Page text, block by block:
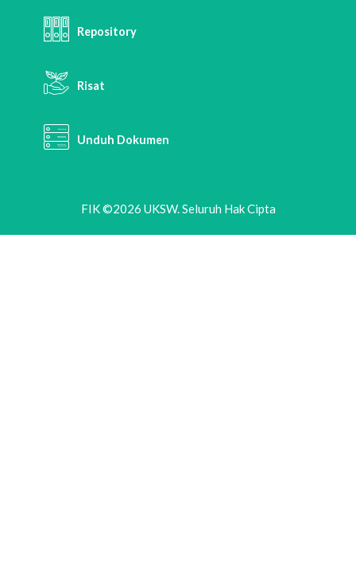
Repository
Risat
Unduh Dokumen
FIK ©2026 UKSW. Seluruh Hak Cipta